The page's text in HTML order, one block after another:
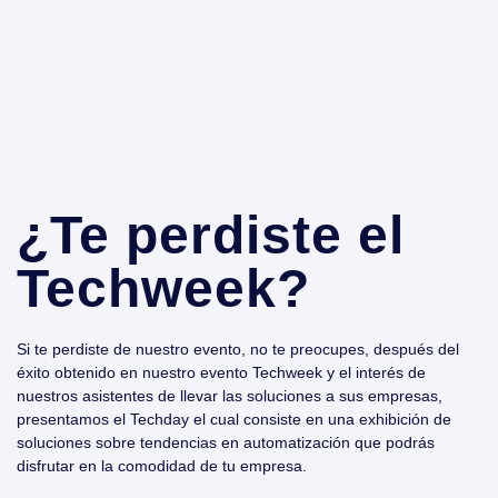
¿Te perdiste el
Techweek?
Si te perdiste de nuestro evento, no te preocupes, después del
éxito obtenido en nuestro evento Techweek y el interés de
nuestros asistentes de llevar las soluciones a sus empresas,
presentamos el Techday el cual consiste en una exhibición de
soluciones sobre tendencias en automatización que podrás
disfrutar en la comodidad de tu empresa.